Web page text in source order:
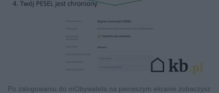
Po zalogowaniu do mObywatela na pierwszym ekranie zobaczysz